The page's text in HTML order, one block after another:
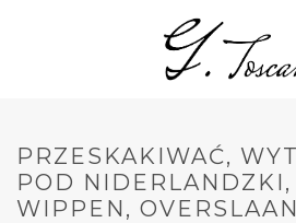
PRZESKAKIWAĆ,
POD NIDERLANDZKI,
WIPPEN, OVERSLAAN